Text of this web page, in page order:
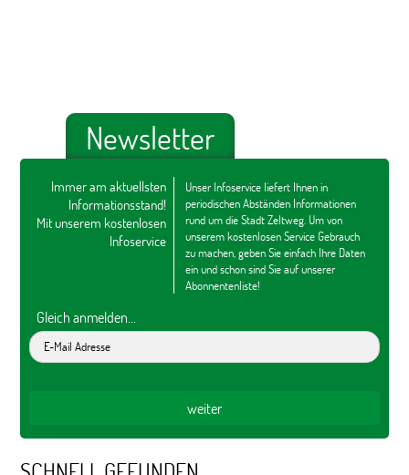
Newsletter
Immer am aktuellsten
Informationsstand!
Mit unserem kostenlosen
Infoservice
Unser Infoservice liefert Ihnen in
periodischen Abständen Informationen
rund um die Stadt Zeltweg. Um von
unserem kostenlosen Service Gebrauch
zu machen, geben Sie einfach Ihre Daten
ein und schon sind Sie auf unserer
Abonnentenliste!
Gleich anmelden...